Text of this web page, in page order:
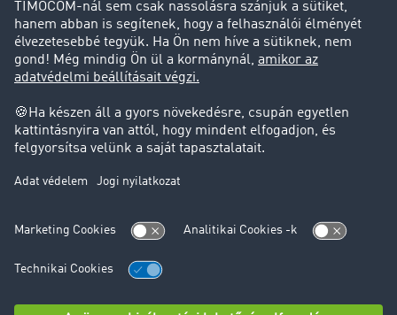
Jogi információk
Impresszum
Adatvédelem
süti-beállítások
Támogatás